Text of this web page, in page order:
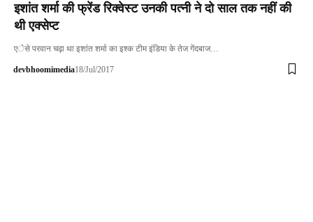
इशांत शर्मा की फ्रेंड रिक्वेस्ट उनकी पत्नी ने दो साल तक नहीं की
थी एक्सेप्ट
एेसे परवान चढ़ा था इशांत शर्मा का इश्क टीम इंडिया के तेज गेंदबाज…
devbhoomimedia18/Jul/2017